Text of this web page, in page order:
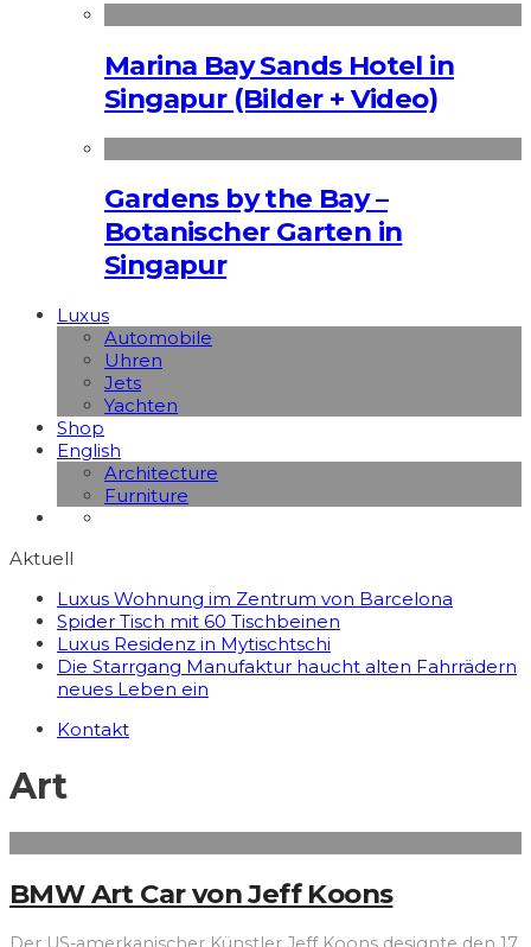
Marina Bay Sands Hotel in
Singapur (Bilder + Video)
Gardens by the Bay –
Botanischer Garten in
Singapur
Luxus
Automobile
Uhren
Jets
Yachten
Shop
English
Architecture
Furniture
Aktuell
Luxus Wohnung im Zentrum von Barcelona
Spider Tisch mit 60 Tischbeinen
Luxus Residenz in Mytischtschi
Die Starrgang Manufaktur haucht alten Fahrrädern
neues Leben ein
Kontakt
Art
BMW Art Car von Jeff Koons